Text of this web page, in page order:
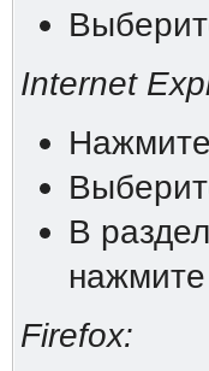
Internet
В
Firefox: